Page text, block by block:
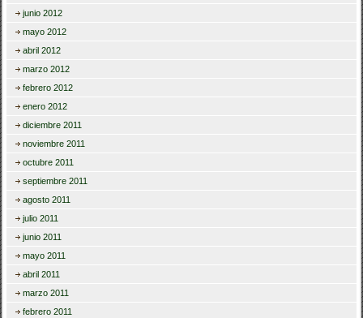
junio 2012
mayo 2012
abril 2012
marzo 2012
febrero 2012
enero 2012
diciembre 2011
noviembre 2011
octubre 2011
septiembre 2011
agosto 2011
julio 2011
junio 2011
mayo 2011
abril 2011
marzo 2011
febrero 2011